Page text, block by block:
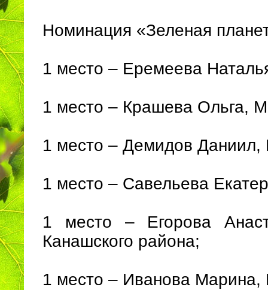
Номинация «Зеленая
1 место – Еремеева
1 место – Крашева
1 место – Демидов
1 место – Савельева
1 место – Егорова
Канашского района;
1 место – Иванова